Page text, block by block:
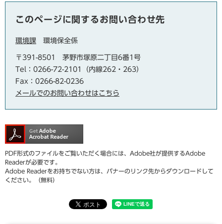
このページに関するお問い合わせ先
環境課 環境保全係
〒391-8501
茅野市塚原二丁目6番1号
Tel：0266-72-2101（内線262・263）
Fax：0266-82-0236
メールでのお問い合わせはこちら
PDF形式のファイルをご覧いただく場合には、Adobe社が提供するAdobe
Readerが必要です。
Adobe Readerをお持ちでない方は、バナーのリンク先からダウンロードして
ください。（無料）